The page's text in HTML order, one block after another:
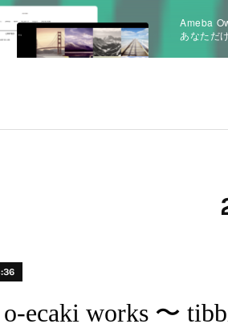
Ameba
あなただ
ecaki works 〜